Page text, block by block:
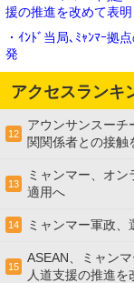
援の推進を改めて表明
・ｲﾝﾄﾞ当局､ﾐｬﾝﾏｰ
発
アクセスランキ
12
アウンサンスー
関関係者との接触
13
ミャンマー、オ
適用へ
14 ミャンマー軍政
15
ASEAN、ミャン
人道支援の推進を